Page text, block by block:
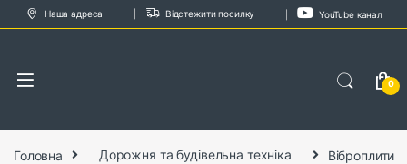
Skip to navigation
Skip to content
Наша адреса Відстежити посилку YouTube канал
0
Головна Дорожня та будівельна техніка Віброплити